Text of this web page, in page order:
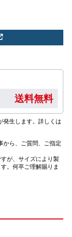
送料無料
発生します。詳しくは
から、ご質問、ご指定
が、サイズにより製
。何卒ご理解賜りま